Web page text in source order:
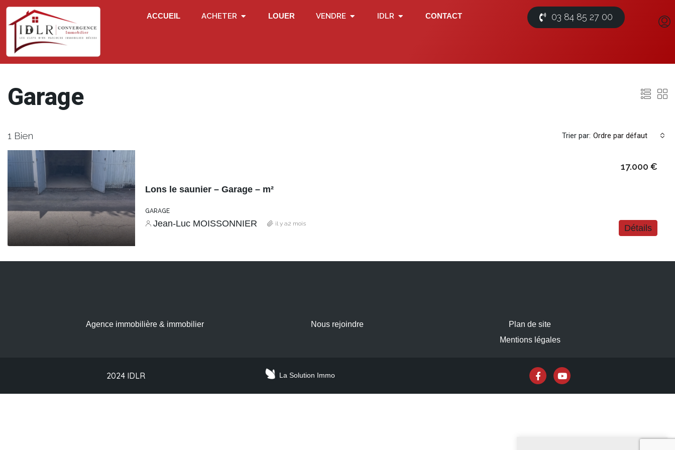
ACCUEIL ACHETER LOUER VENDRE IDLR CONTACT 03 84 85 27 00
Garage
1 Bien Trier par: Ordre par défaut
Lons le saunier – Garage – m²
17.000 €
GARAGE
Détails
Jean-Luc MOISSONNIER il y a2 mois
Agence immobilière & immobilier Nous rejoindre
Plan de site
Mentions légales
2024 IDLR La Solution Immo